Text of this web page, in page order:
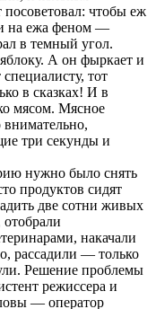
чтобы еж
на ежа феном —
в темный угол.
А он фыркает и
тот
в сказках! И в
мясом. Мясное
внимательно,
три секунды и
нужно было снять
продуктов сидят
две сотни живых
накачали
рассадили — только
Решение проблемы
режиссера и
— оператор